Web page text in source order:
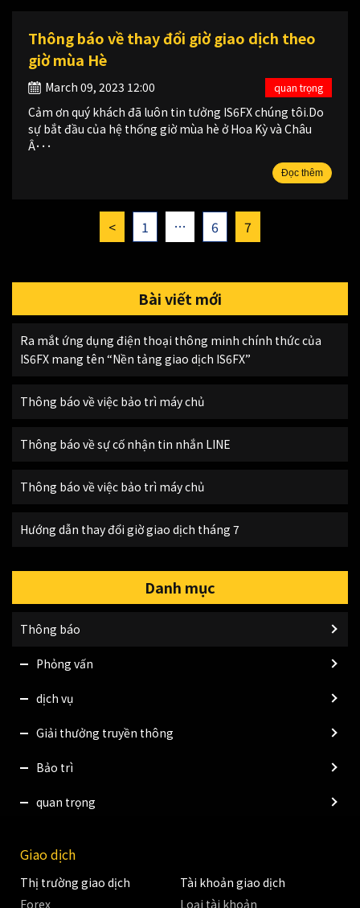
Thông báo về thay đổi giờ giao dịch theo
giờ mùa Hè
March 09, 2023 12:00
Cảm ơn quý khách đã luôn tin tưởng IS6FX chúng tôi.Do
sự bắt đầu của hệ thống giờ mùa hè ở Hoa Kỳ và Châu
Â･･･
Đọc thêm
quan trọng
< 1 … 6 7
Bài viết mới
Ra mắt ứng dụng điện thoại thông minh chính thức của
IS6FX mang tên “Nền tảng giao dịch IS6FX”
Thông báo về việc bảo trì máy chủ
Thông báo về sự cố nhận tin nhắn LINE
Thông báo về việc bảo trì máy chủ
Hướng dẫn thay đổi giờ giao dịch tháng 7
Danh mục
Thông báo
Phỏng vấn
dịch vụ
Giải thưởng truyền thông
Bảo trì
quan trọng
Giao dịch
Thị trường giao dịch
Forex
Tài khoản giao dịch
Loại tài khoản